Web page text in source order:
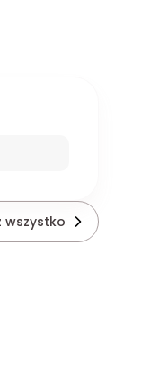
wszystko